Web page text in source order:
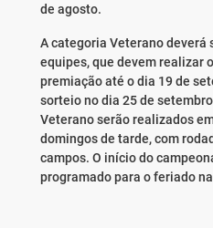
de agosto.
A categoria Veterano deverá
equipes, que devem realizar
premiação até o dia 19 de
sorteio no dia 25 de
Veterano serão realizados
domingos de tarde, com
campos. O início do
programado para o feriado